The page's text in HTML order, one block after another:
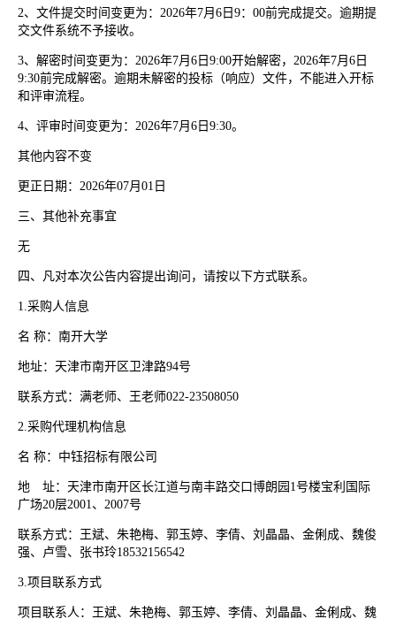
2、文件提交时间变更为：2026年7月6日9：00前完成提交。逾期提
交文件系统不予接收。
3、解密时间变更为：2026年7月6日9:00开始解密，2026年7月6日
9:30前完成解密。逾期未解密的投标（响应）文件，不能进入开标
和评审流程。
4、评审时间变更为：2026年7月6日9:30。
其他内容不变
更正日期： 2026年07月01日
三、其他补充事宜
无
四、凡对本次公告内容提出询问，请按以下方式联系。
1.采购人信息
名 称：南开大学
地址：天津市南开区卫津路94号
联系方式：满老师、王老师022-23508050
2.采购代理机构信息
名 称：中钰招标有限公司
地 址：天津市南开区长江道与南丰路交口博朗园 1号楼宝利国际
广场20层2001、2007号
联系方式：王斌、朱艳梅、郭玉婷、李倩、刘晶晶、金俐成、魏俊
强、卢雪、张书玲18532156542
3.项目联系方式
项目联系人：王斌、朱艳梅、郭玉婷、李倩、刘晶晶、金俐成、魏